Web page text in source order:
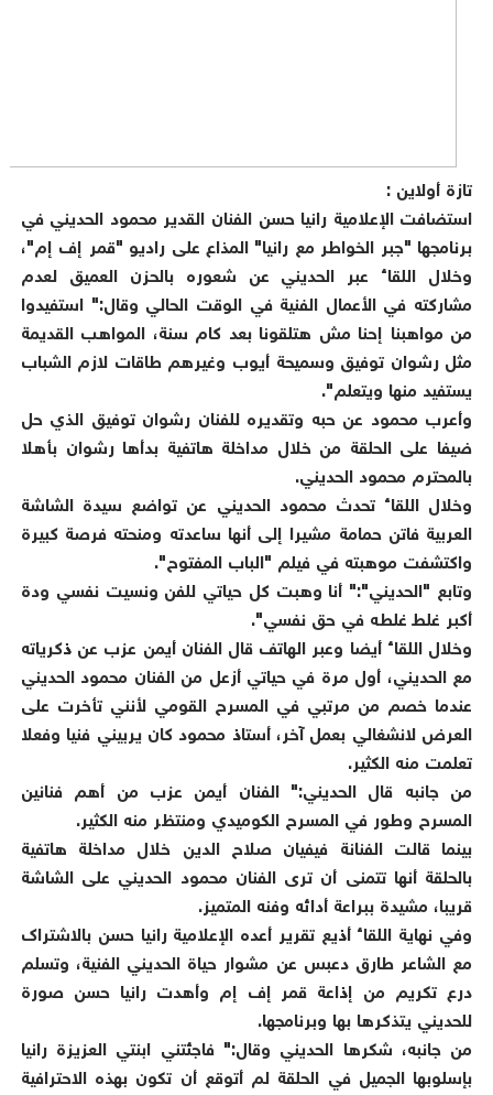
تازة أولاين :
استضافت الإعلامية رانيا حسن الفنان القدير محمود الحديني في
برنامجها "جبر الخواطر مع رانيا" المذاع على راديو "قمر إف إم"،
وخلال اللقاء عبر الحديني عن شعوره بالحزن العميق لعدم
مشاركته في الأعمال الفنية في الوقت الحالي وقال:" استفيدوا
من مواهبنا إحنا مش هتلقونا بعد كام سنة، المواهب القديمة
مثل رشوان توفيق وسميحة أيوب وغيرهم طاقات لازم الشباب
يستفيد منها ويتعلم".
وأعرب محمود عن حبه وتقديره للفنان رشوان توفيق الذي حل
ضيفا على الحلقة من خلال مداخلة هاتفية بدأها رشوان بأهلا
بالمحترم محمود الحديني.
وخلال اللقاء تحدث محمود الحديني عن تواضع سيدة الشاشة
العربية فاتن حمامة مشيرا إلى أنها ساعدته ومنحته فرصة كبيرة
واكتشفت موهبته في فيلم "الباب المفتوح".
وتابع "الحديني":" أنا وهبت كل حياتي للفن ونسيت نفسي ودة
أكبر غلط غلطه في حق نفسي".
وخلال اللقاء أيضا وعبر الهاتف قال الفنان أيمن عزب عن ذكرياته
مع الحديني، أول مرة في حياتي أزعل من الفنان محمود الحديني
عندما خصم من مرتبي في المسرح القومي لأنني تأخرت على
العرض لانشغالي بعمل آخر، أستاذ محمود كان يربيني فنيا وفعلا
تعلمت منه الكثير.
من جانبه قال الحديني:" الفنان أيمن عزب من أهم فنانين
المسرح وطور في المسرح الكوميدي ومنتظر منه الكثير.
بينما قالت الفنانة فيفيان صلاح الدين خلال مداخلة هاتفية
بالحلقة أنها تتمنى أن ترى الفنان محمود الحديني على الشاشة
قريبا، مشيدة ببراعة أدائه وفنه المتميز.
وفي نهاية اللقاء أذيع تقرير أعده الإعلامية رانيا حسن بالاشتراك
مع الشاعر طارق دعبس عن مشوار حياة الحديني الفنية، وتسلم
درع تكريم من إذاعة قمر إف إم وأهدت رانيا حسن صورة
للحديني يتذكرها بها وبرنامجها.
من جانبه، شكرها الحديني وقال:" فاجئتني ابنتي العزيزة رانيا
بإسلوبها الجميل في الحلقة لم أتوقع أن تكون بهذه الاحترافية